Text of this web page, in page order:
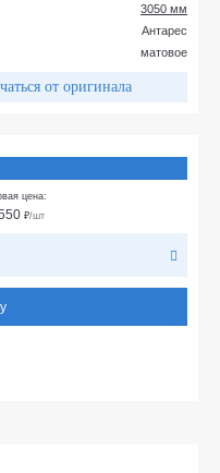
3050 мм
Антарес
матовое
от оригинала
цена:
₽/шт